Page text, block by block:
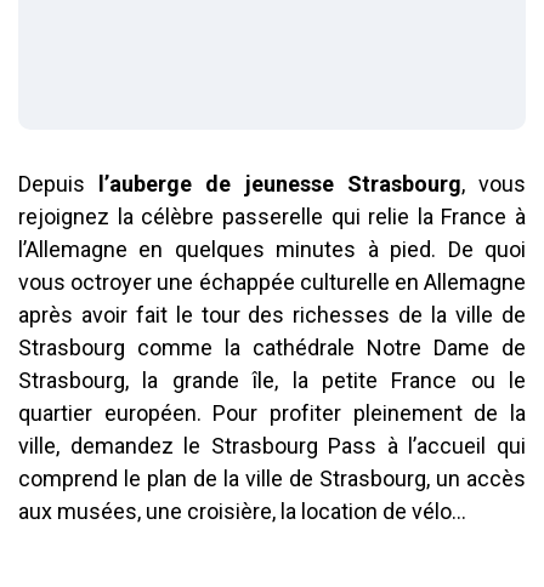
Depuis l’auberge de jeunesse Strasbourg, vous
rejoignez la célèbre passerelle qui relie la France à
l’Allemagne en quelques minutes à pied. De quoi
vous octroyer une échappée culturelle en Allemagne
après avoir fait le tour des richesses de la ville de
Strasbourg comme la cathédrale Notre Dame de
Strasbourg, la grande île, la petite France ou le
quartier européen. Pour profiter pleinement de la
ville, demandez le Strasbourg Pass à l’accueil qui
comprend le plan de la ville de Strasbourg, un accès
aux musées, une croisière, la location de vélo…